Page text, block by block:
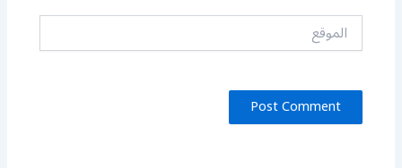
الموقع